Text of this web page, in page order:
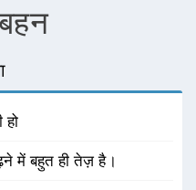
हो
में बहुत ही तेज़ है।